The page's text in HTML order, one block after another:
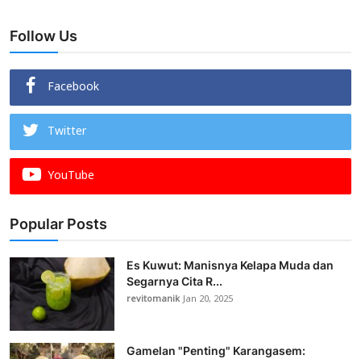
Follow Us
Facebook
Twitter
YouTube
Popular Posts
Es Kuwut: Manisnya Kelapa Muda dan
Segarnya Cita R...
revitomanikJan 20, 2025
Gamelan "Penting" Karangasem: